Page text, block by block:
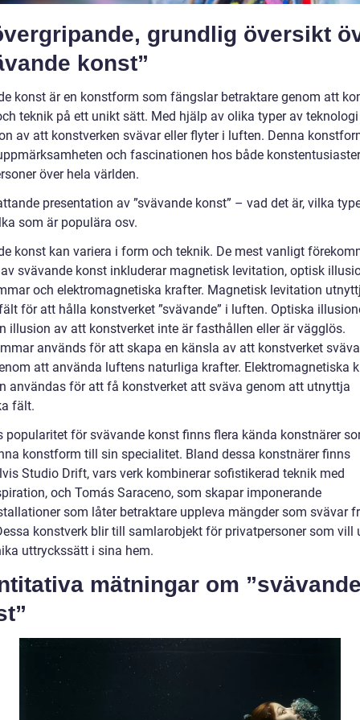
grundlig översikt
konst”
konst är en konstform som fängslar betraktare genom att
teknik på ett unikt sätt. Med hjälp av olika typer av
av att konstverken svävar eller flyter i luften. Denna
och fascinationen hos både
över hela världen.
presentation av ”svävande konst” – vad det är, vilka
som är populära osv.
konst kan variera i form och teknik. De mest vanligt
svävande konst inkluderar magnetisk levitation, optisk
och elektromagnetiska krafter. Magnetisk levitation
för att hålla konstverket ”svävande” i luften. Optiska
illusion av att konstverket inte är fasthållen eller är vägglös.
används för att skapa en känsla av att konstverket
att använda luftens naturliga krafter. Elektromagnetiska
användas för att få konstverket att sväva genom att utnyttja
fält.
popularitet för svävande konst finns flera kända konstnärer
konstform till sin specialitet. Bland dessa konstnärer finns
Studio Drift, vars verk kombinerar sofistikerad teknik med
och Tomás Saraceno, som skapar imponerande
som låter betraktare uppleva mängder som svävar
konstverk blir till samlarobjekt för privatpersoner som vill
uttryckssätt i sina hem.
mätningar om